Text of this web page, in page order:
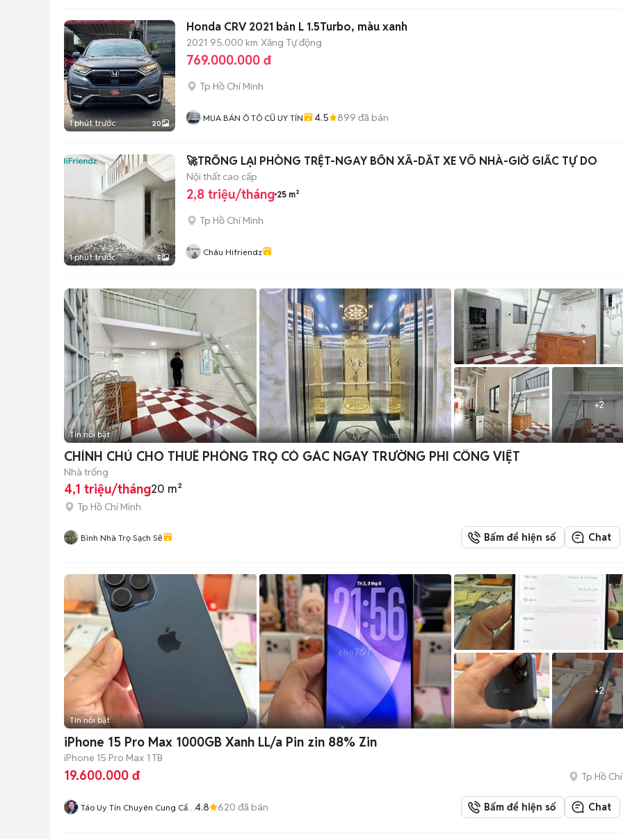
1 phút trước 20
Honda CRV 2021 bản L 1.5Turbo, màu xanh
2021 95.000 km Xăng Tự động
769.000.000 đ
Tp Hồ Chí Minh
MUA BÁN Ô TÔ CŨ UY TÍN 4.5 899 đã bán
1 phút trước 5
🚀TRỐNG LẠI PHÒNG TRỆT-NGAY BỐN XÃ-DẮT XE VÔ NHÀ-GIỜ GIẤC TỰ DO
Nội thất cao cấp
2,8 triệu/tháng 25 m²
Tp Hồ Chí Minh
Châu Hifriendz
+2
Tin nổi bật
CHÍNH CHỦ CHO THUÊ PHÒNG TRỌ CÓ GÁC NGAY TRƯỜNG PHI CÔNG VIỆT
Nhà trống
4,1 triệu/tháng20 m²
Tp Hồ Chí Minh
Bình Nhà Trọ Sạch Sẽ Bấm để hiện số Chat
+2
Tin nổi bật
iPhone 15 Pro Max 1000GB Xanh LL/a Pin zin 88% Zin
iPhone 15 Pro Max 1 TB
19.600.000 đ Tp Hồ
Táo Uy Tín Chuyên Cung Cấp 4.8 620 đã bán Bấm để hiện số Chat